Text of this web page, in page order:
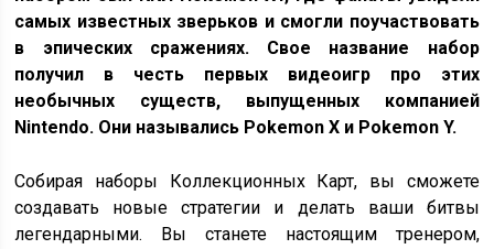
самых известных зверьков и смогли поучаствовать
в эпических сражениях. Свое название набор
получил в честь первых видеоигр про этих
необычных существ, выпущенных компанией
Nintendo. Они назывались Pokemon X и Pokemon Y.
Собирая наборы Коллекционных Карт, вы сможете
создавать новые стратегии и делать ваши битвы
легендарными. Вы станете настоящим тренером,